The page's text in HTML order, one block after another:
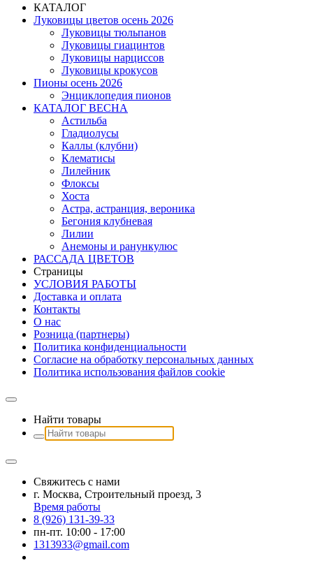
КАТАЛОГ
Луковицы цветов осень 2026
Луковицы тюльпанов
Луковицы гиацинтов
Луковицы нарциссов
Луковицы крокусов
Пионы осень 2026
Энциклопедия пионов
КАТАЛОГ ВЕСНА
Астильба
Гладиолусы
Каллы (клубни)
Клематисы
Лилейник
Флоксы
Хоста
Астра, астранция, вероника
Бегония клубневая
Лилии
Анемоны и ранункулюс
РАССАДА ЦВЕТОВ
Страницы
УСЛОВИЯ РАБОТЫ
Доставка и оплата
Контакты
О наc
Розница (партнеры)
Политика конфиденциальности
Согласие на обработку персональных данных
Политика использования файлов сookie
Найти товары
Свяжитесь с нами
г. Москва, Строительный проезд, 3
Время работы
8 (926) 131-39-33
пн-пт. 10:00 - 17:00
1313933@gmail.com